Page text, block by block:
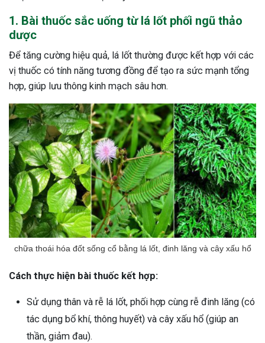
1. Bài thuốc sắc uống từ lá lốt phối ngũ thảo
dược
Để tăng cường hiệu quả, lá lốt thường được kết hợp với các
vị thuốc có tính năng tương đồng để tạo ra sức mạnh tổng
hợp, giúp lưu thông kinh mạch sâu hơn.
chữa thoái hóa đốt sống cổ bằng lá lốt, đinh lăng và cây xấu hổ
Cách thực hiện bài thuốc kết hợp:
Sử dụng thân và rễ lá lốt, phối hợp cùng rễ đinh lăng (có
tác dụng bổ khí, thông huyết) và cây xấu hổ (giúp an
thần, giảm đau).